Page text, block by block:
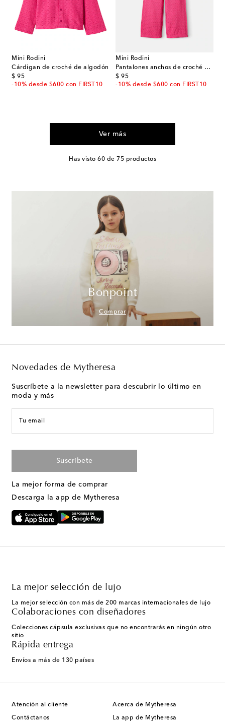
Mini Rodini
Cárdigan de croché de algodón
$ 95
original price
-10% desde $600 con FIRST10
Mini Rodini
Pantalones anchos de croché de algodón
$ 95
original price
-10% desde $600 con FIRST10
Ver más
Has visto 60 de 75 productos
Bonpoint
Comprar
Novedades de Mytheresa
Suscríbete a la newsletter para descubrir lo último en
moda y más
Tu email
Suscríbete
La mejor forma de comprar
Descarga la app de Mytheresa
La mejor selección de lujo
La mejor selección con más de 200 marcas internacionales de lujo
Colaboraciones con diseñadores
Colecciones cápsula exclusivas que no encontrarás en ningún otro
sitio
Rápida entrega
Envíos a más de 130 países
Atención al cliente
Contáctanos
Acerca de Mytheresa
La app de Mytheresa